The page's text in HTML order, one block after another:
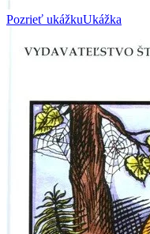
Pozrieť ukážkuUkážka